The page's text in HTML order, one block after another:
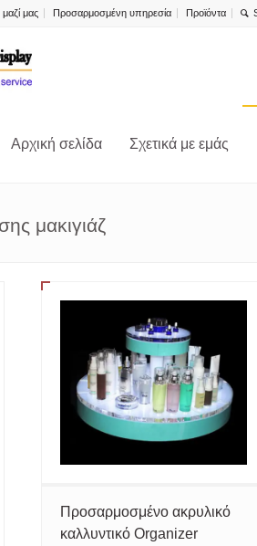
μας Προσαρμοσμένη υπηρεσία Προϊόντα
Αρχική σελίδα Σχετικά με εμάς
μακιγιάζ
Προσαρμοσμένο ακρυλικό
καλλυντικό Organizer